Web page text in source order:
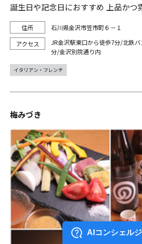
誕生日や記念日におすすめ 上品かつ
石川県金沢市笠市町６－１
JR金沢駅東口から徒歩7分/北鉄
分/金沢別院通り内
イタリアン・フレンチ
梅みづき